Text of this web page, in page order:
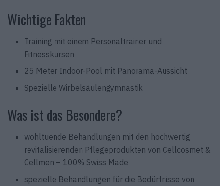
Wichtige Fakten
Training mit einem Personaltrainer und
Fitnesskursen
25 Meter Indoor-Pool mit Panorama-Aussicht
Spezielle Wirbelsäulengymnastik
Was ist das Besondere?
wohltuende Behandlungen mit den hochwertig
revitalisierenden Pflegeprodukten von Cellcosmet &
Cellmen – 100% Swiss Made
spezielle Behandlungen für die Bedürfnisse von